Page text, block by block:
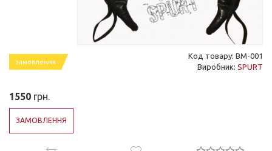
замовлення
Код товару: BM-001
Виробник: SPURT
1550 грн.
ЗАМОВЛЕННЯ